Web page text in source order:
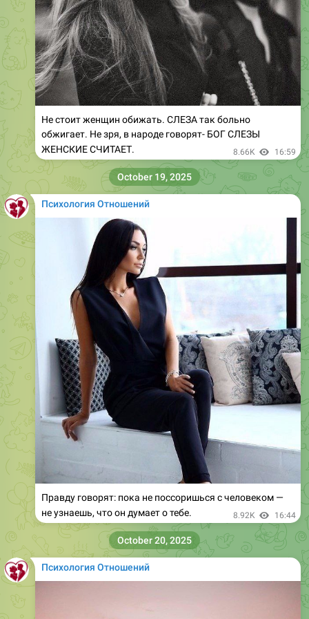
Не стоит женщин обижать. СЛЕЗА так больно
обжигает. Не зря, в народе говорят- БОГ СЛЕЗЫ
ЖЕНСКИЕ СЧИТАЕТ.
8.66K 16:59
Психология Отношений
Правду говорят: пока не поссоришься с человеком —
не узнаешь, что он думает о тебе.
8.92K 16:44
October 19, 2025
Психология Отношений
October 20, 2025